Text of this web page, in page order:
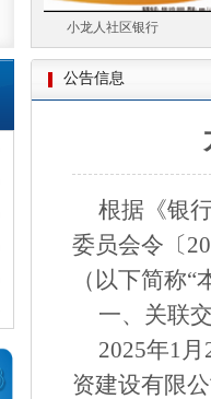
小龙人社区银行
公告信息
根据《银
委员会令〔
（以下简称
一、关联
2025年1
资建设有限